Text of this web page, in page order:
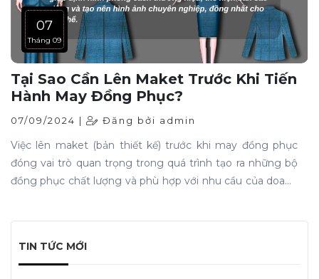
07
Tháng 09
Tại Sao Cần Lên Maket Trước Khi Tiến
Hành May Đồng Phục?
07/09/2024 | Đăng bởi admin
Việc lên maket (bản thiết kế) trước khi may đồng phục
đóng vai trò quan trọng trong quá trình tạo ra những bộ
đồng phục chất lượng và phù hợp với nhu cầu của doanh
TIN TỨC MỚI